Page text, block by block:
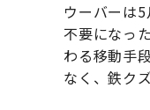
ウーバーは
不要になっ
わる移動手
なく、鉄ク